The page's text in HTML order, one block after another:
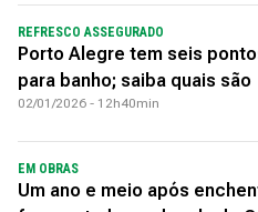
REFRESCO ASSEGURADO
Porto Alegre tem seis
para banho; saiba quais são
02/01/2026 - 12h40min
EM OBRAS
Um ano e meio após